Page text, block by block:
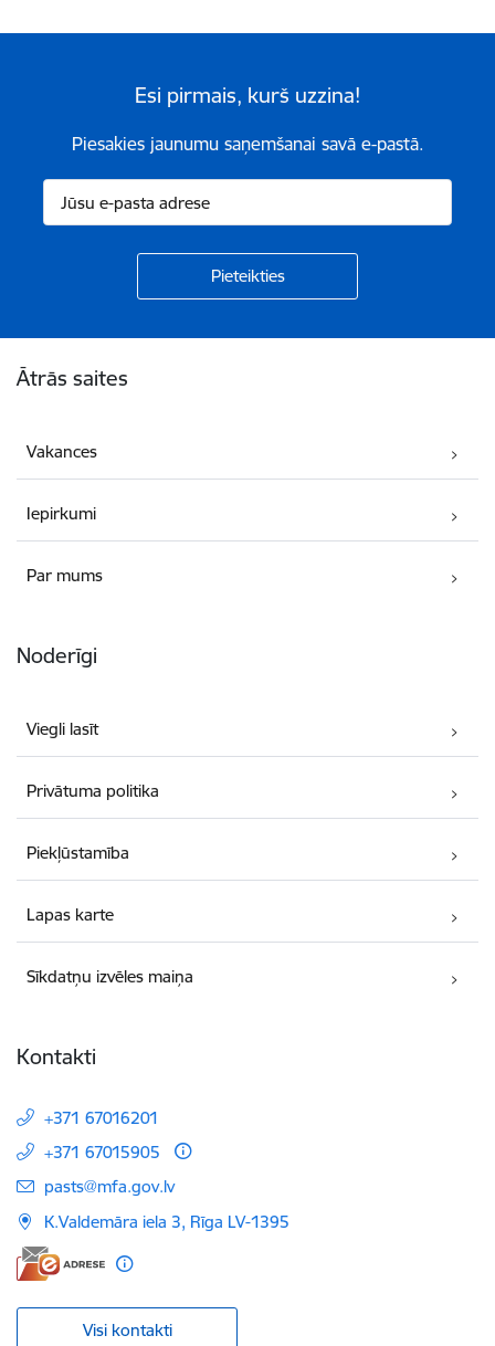
Esi pirmais, kurš uzzina!
Piesakies jaunumu saņemšanai savā e-pastā.
Ātrās saites
Vakances
Iepirkumi
Par mums
Noderīgi
Viegli lasīt
Privātuma politika
Piekļūstamība
Lapas karte
Sīkdatņu izvēles maiņa
Kontakti
+371 67016201
+371 67015905
E-pasts:
pasts@mfa.gov.lv
K.Valdemāra iela 3, Rīga LV-1395
Visi kontakti